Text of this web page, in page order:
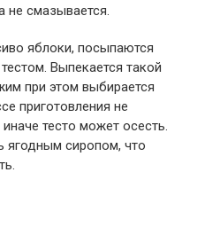
не смазывается.
яблоки, посыпаются
Выпекается такой
при этом выбирается
приготовления не
тесто может осесть.
ягодным сиропом, что